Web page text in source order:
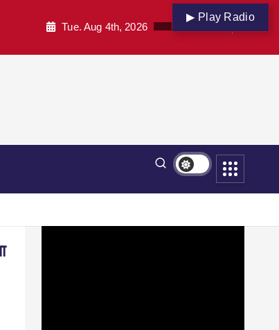
▶ Play Radio
Tue. Aug 4th, 2026